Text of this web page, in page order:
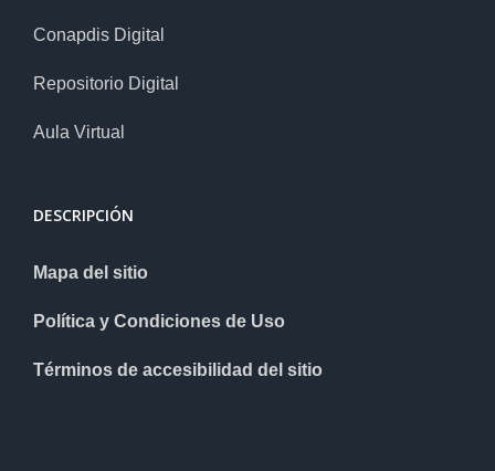
Conapdis Digital
Repositorio Digital
Aula Virtual
DESCRIPCIÓN
Mapa del sitio
Política y Condiciones de Uso
Términos de accesibilidad del sitio